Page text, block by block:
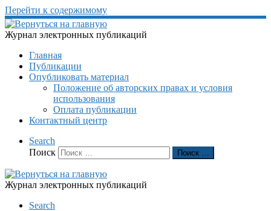
Перейти к содержимому
Журнал электронных публикаций
Главная
Публикации
Опубликовать материал
Положение об авторских правах и условия
использования
Оплата публикации
Контактный центр
Search
Поиск
Поиск …
Журнал электронных публикаций
Search